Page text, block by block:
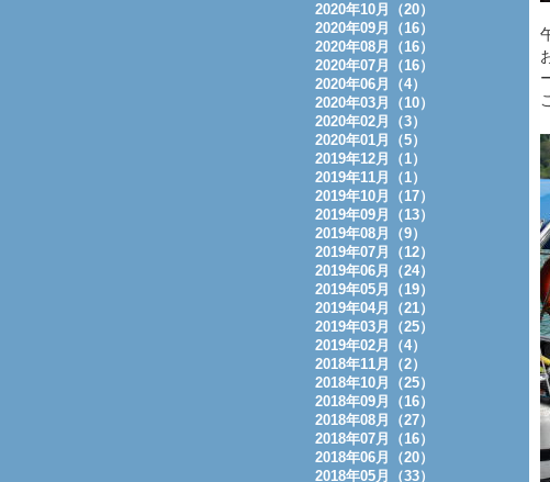
2020年10月（20）
2020年09月（16）
2020年08月（16）
2020年07月（16）
2020年06月（4）
2020年03月（10）
2020年02月（3）
2020年01月（5）
2019年12月（1）
2019年11月（1）
2019年10月（17）
2019年09月（13）
2019年08月（9）
2019年07月（12）
2019年06月（24）
2019年05月（19）
2019年04月（21）
2019年03月（25）
2019年02月（4）
2018年11月（2）
2018年10月（25）
2018年09月（16）
2018年08月（27）
2018年07月（16）
2018年06月（20）
2018年05月（33）